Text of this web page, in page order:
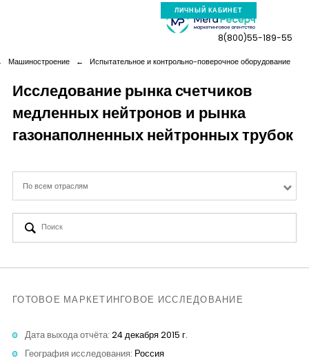
ЛИЧНЫЙ КАБИНЕТ
Компания
Новая реальность
Кейсы
8(800)55-189-55
Машиностроение ← Испытательное и контрольно-поверочное оборудование
Исследование рынка счетчиков
медленных нейтронов и рынка
газонаполненных нейтронных трубок
По всем отраслям
ГОТОВОЕ МАРКЕТИНГОВОЕ ИССЛЕДОВАНИЕ
Дата выхода отчёта: 24 декабря 2015 г.
География исследования: Россия